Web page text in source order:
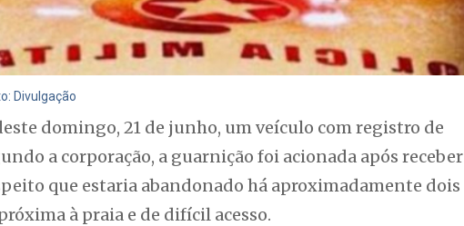
Divulgação
domingo, 21 de junho, um veículo com registro de
a corporação, a guarnição foi acionada após receber
que estaria abandonado há aproximadamente dois
à praia e de difícil acesso.